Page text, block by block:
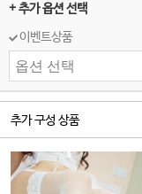
+ 추가 옵션 선택
이벤트상품
추가 구성 상품